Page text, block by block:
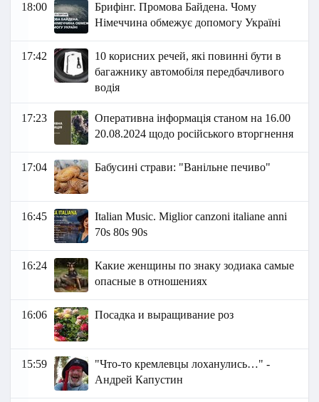
18:00
Брифінг. Промова Байдена. Чому
Німеччина обмежує допомогу Україні
17:42
10 корисних речей, які повинні бути в
багажнику автомобіля передбачливого
водія
17:23
Оперативна інформація станом на 16.00
20.08.2024 щодо російського вторгнення
17:04 Бабусині страви: "Ванільне печиво"
16:45
Italian Music. Miglior canzoni italiane anni
70s 80s 90s
16:24
Какие женщины по знаку зодиака самые
опасные в отношениях
16:06 Посадка и выращивание роз
15:59
"Что-то кремлевцы лоханулись…" -
Андрей Капустин